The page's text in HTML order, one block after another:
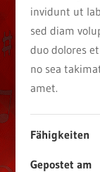
invidunt ut
sed diam
duo dolores
no sea
amet.
Fähigkeiten
Gepostet am